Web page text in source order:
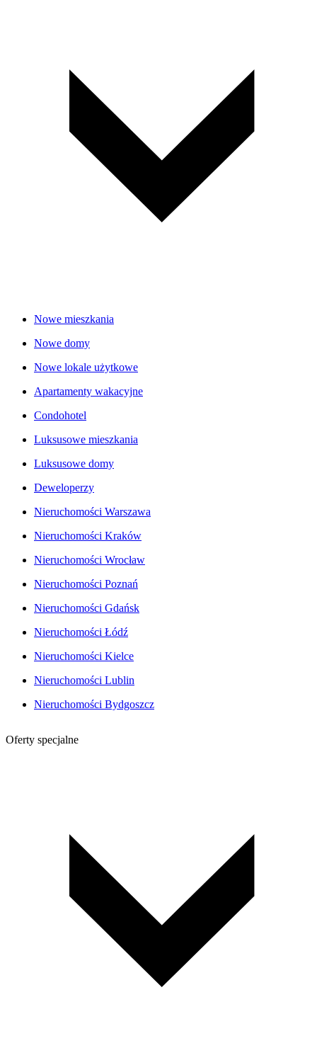
Nowe mieszkania
Nowe domy
Nowe lokale użytkowe
Apartamenty wakacyjne
Condohotel
Luksusowe mieszkania
Luksusowe domy
Deweloperzy
Nieruchomości Warszawa
Nieruchomości Kraków
Nieruchomości Wrocław
Nieruchomości Poznań
Nieruchomości Gdańsk
Nieruchomości Łódź
Nieruchomości Kielce
Nieruchomości Lublin
Nieruchomości Bydgoszcz
Oferty specjalne